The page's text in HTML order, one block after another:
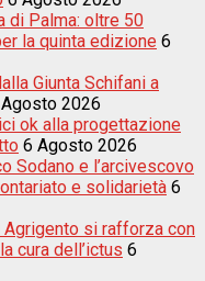
di Palma: oltre 50
la quinta edizione 6
Giunta Schifani a
2026
ok alla progettazione
6 Agosto 2026
Sodano e l’arcivescovo
e solidarietà 6
Agrigento si rafforza con
cura dell’ictus 6